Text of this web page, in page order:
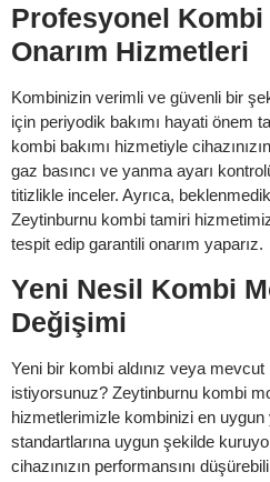
Profesyonel Kombi
Onarım Hizmetleri
Kombinizin verimli ve güvenli bir
için periyodik bakımı hayati önem
kombi bakımı hizmetiyle
gaz basıncı ve yanma ayarı
titizlikle inceler. Ayrıca, beklenmedik
Zeytinburnu kombi tamiri
tespit edip garantili onarım yaparız.
Yeni Nesil Kombi
Değişimi
Yeni bir kombi aldınız veya
istiyorsunuz? Zeytinburnu kombi
hizmetlerimizle kombinizi en
standartlarına uygun şekilde
cihazınızın performansını